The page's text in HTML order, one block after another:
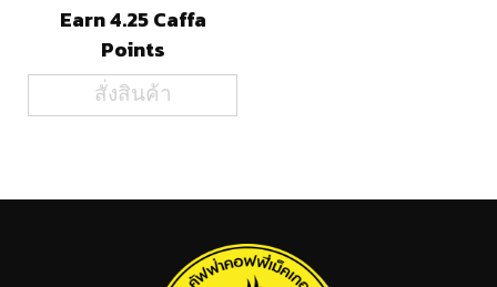
Earn 4.25 Caffa
Points
สั่งสินค้า